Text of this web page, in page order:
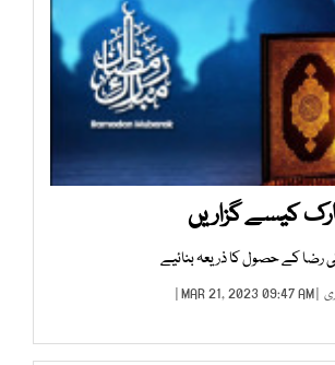
کیسے گزاریں
کے حصول کا ذریعہ بنائیے
| MAR 21, 2023 09:47 AM |